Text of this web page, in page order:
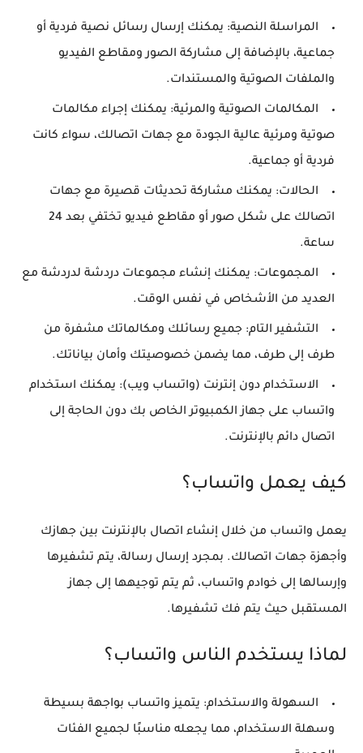
المراسلة النصية: يمكنك إرسال رسائل نصية فردية أو
جماعية، بالإضافة إلى مشاركة الصور ومقاطع الفيديو
والملفات الصوتية والمستندات.
المكالمات الصوتية والمرئية: يمكنك إجراء مكالمات
صوتية ومرئية عالية الجودة مع جهات اتصالك، سواء كانت
فردية أو جماعية.
الحالات: يمكنك مشاركة تحديثات قصيرة مع جهات
اتصالك على شكل صور أو مقاطع فيديو تختفي بعد 24
ساعة.
المجموعات: يمكنك إنشاء مجموعات دردشة لدردشة مع
العديد من الأشخاص في نفس الوقت.
التشفير التام: جميع رسائلك ومكالماتك مشفرة من
طرف إلى طرف، مما يضمن خصوصيتك وأمان بياناتك.
الاستخدام دون إنترنت (واتساب ويب): يمكنك استخدام
واتساب على جهاز الكمبيوتر الخاص بك دون الحاجة إلى
اتصال دائم بالإنترنت.
كيف يعمل واتساب؟
يعمل واتساب من خلال إنشاء اتصال بالإنترنت بين جهازك
وأجهزة جهات اتصالك. بمجرد إرسال رسالة، يتم تشفيرها
وإرسالها إلى خوادم واتساب، ثم يتم توجيهها إلى جهاز
المستقبل حيث يتم فك تشفيرها.
لماذا يستخدم الناس واتساب؟
السهولة والاستخدام: يتميز واتساب بواجهة بسيطة
وسهلة الاستخدام، مما يجعله مناسبًا لجميع الفئات